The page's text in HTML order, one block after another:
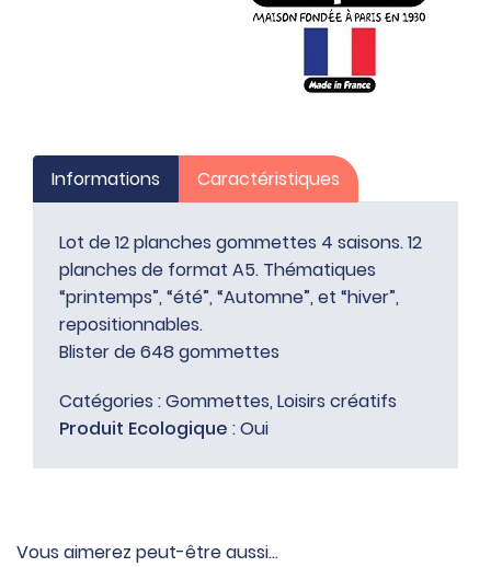
Informations Caractéristiques
Lot de 12 planches gommettes 4 saisons. 12
planches de format A5. Thématiques
“printemps”, “été”, “Automne”, et “hiver”,
repositionnables.
Blister de 648 gommettes
Catégories :Gommettes, Loisirs créatifs
Produit Ecologique : Oui
Vous aimerez peut-être aussi…